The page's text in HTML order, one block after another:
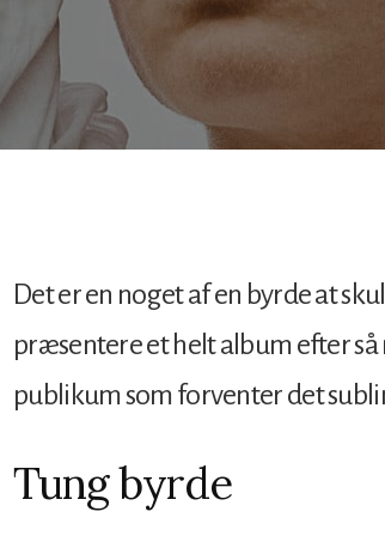
Det er en noget af en byrde at
præsentere et helt album efter
publikum som forventer det
Tung byrde